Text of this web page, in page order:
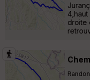
droite